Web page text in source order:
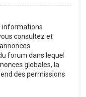
informations
consultez et
forum dans lequel
globales, la
des permissions